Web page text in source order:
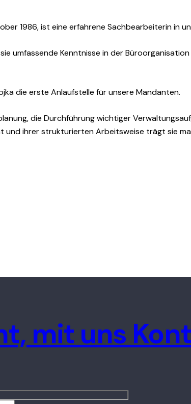
1986, ist eine erfahrene Sachbearbeiterin in
umfassende Kenntnisse in der
die erste Anlaufstelle für unsere Mandanten.
die Durchführung wichtiger
und ihrer strukturierten Arbeitsweise trägt sie
mit uns